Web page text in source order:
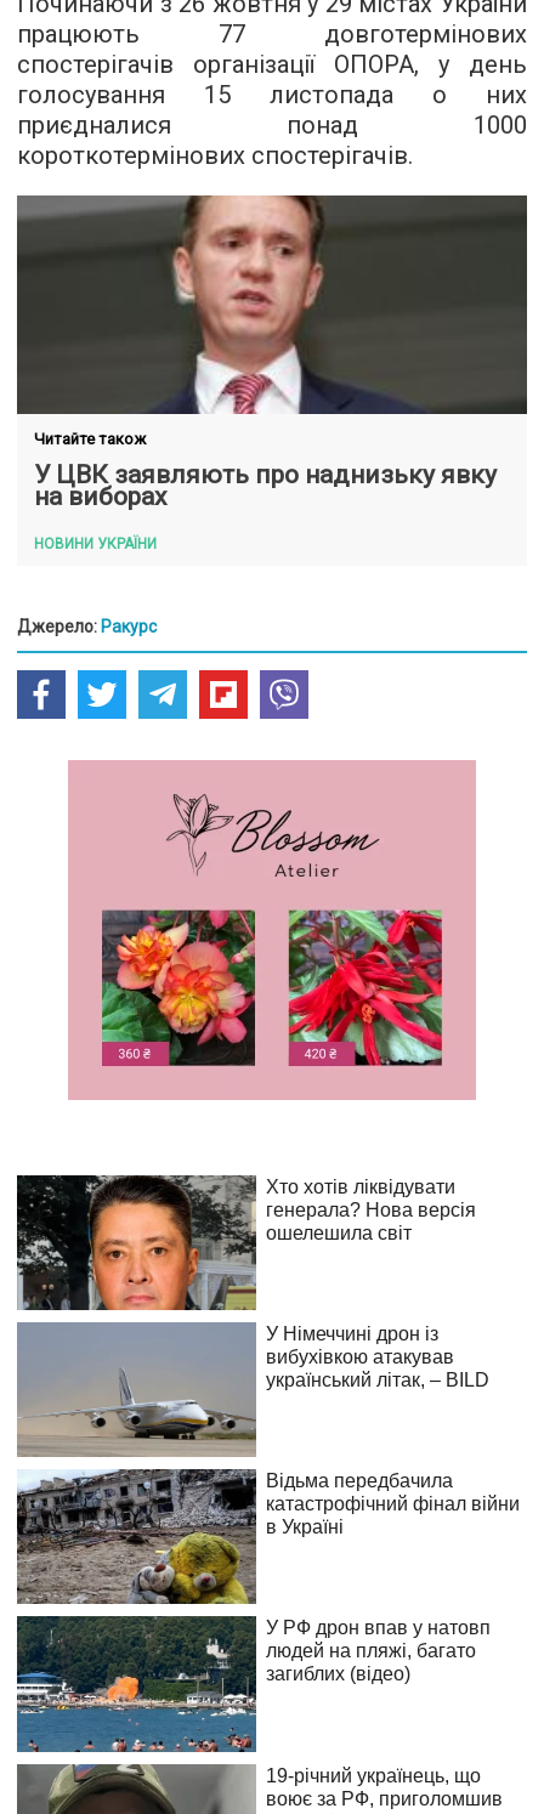
працюють 77 довготермінових
спостерігачів організації ОПОРА, у день
голосування 15 листопада о них
приєдналися понад 1000
короткотермінових спостерігачів.
Читайте також
У ЦВК заявляють про наднизьку явку
на виборах
НОВИНИ УКРАЇНИ
Джерело: Ракурс